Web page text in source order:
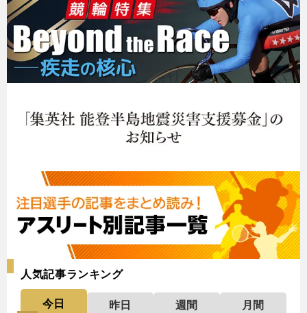
人気記事ランキング
今日 昨日 週間 月間